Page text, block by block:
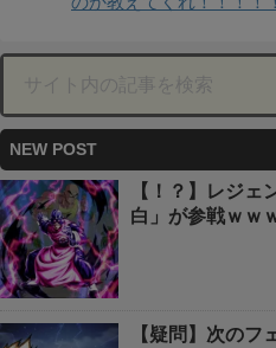
NEW POST
【！？】レジェ
白」が参戦ｗｗ
【疑問】次のフ